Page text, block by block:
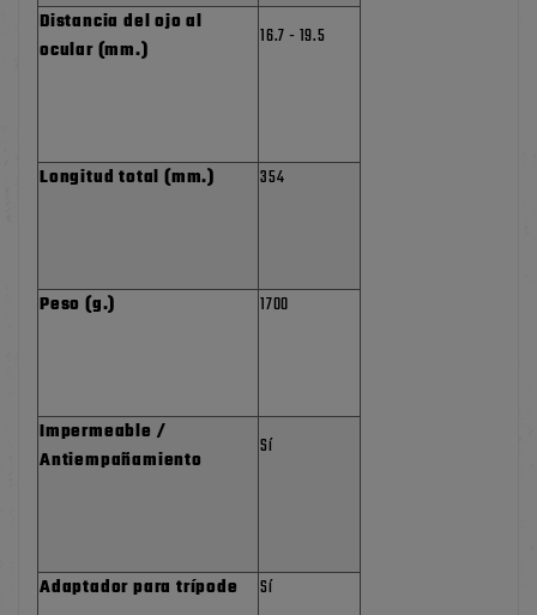
Distancia del ojo al
ocular (mm.)
16.7 - 19.5
Longitud total (mm.) 354
Peso (g.) 1700
Impermeable /
Antiempañamiento
Sí
Adaptador para trípode Sí